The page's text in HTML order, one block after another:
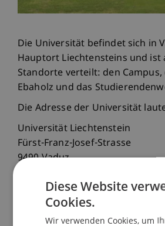
Die Universität befindet sich in
Hauptort Liechtensteins und ist
Standorte verteilt: den
Ebaholz und das
Die Adresse der Universität
Universität Liechtenstein
Fürst-Franz-Josef-Strasse
9490 Vaduz
T +423 265 11 11
info@uni.li
Diese Website
Cookies.
Wir verwenden Cookies, um